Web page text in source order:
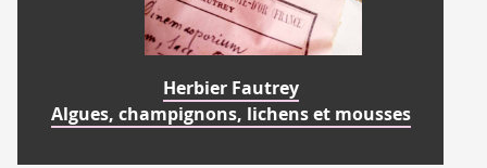
Herbier Fautrey
Algues, champignons, lichens et mousses